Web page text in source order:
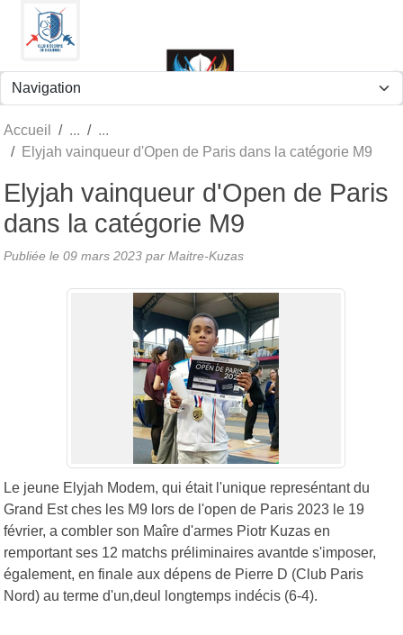
Accueil
Elyjah vainqueur d'Open de Paris dans la catégorie M9
Elyjah vainqueur d'Open de Paris
dans la catégorie M9
Publiée le 09 mars 2023 par Maitre-Kuzas
Le jeune Elyjah Modem, qui était l'unique represéntant du
Grand Est ches les M9 lors de l'open de Paris 2023 le 19
février, a combler son Maîre d'armes Piotr Kuzas en
remportant ses 12 matchs préliminaires avantde s'imposer,
également, en finale aux dépens de Pierre D (Club Paris
Nord) au terme d'un,deul longtemps indécis (6-4).
Panneau de gestion des cookies